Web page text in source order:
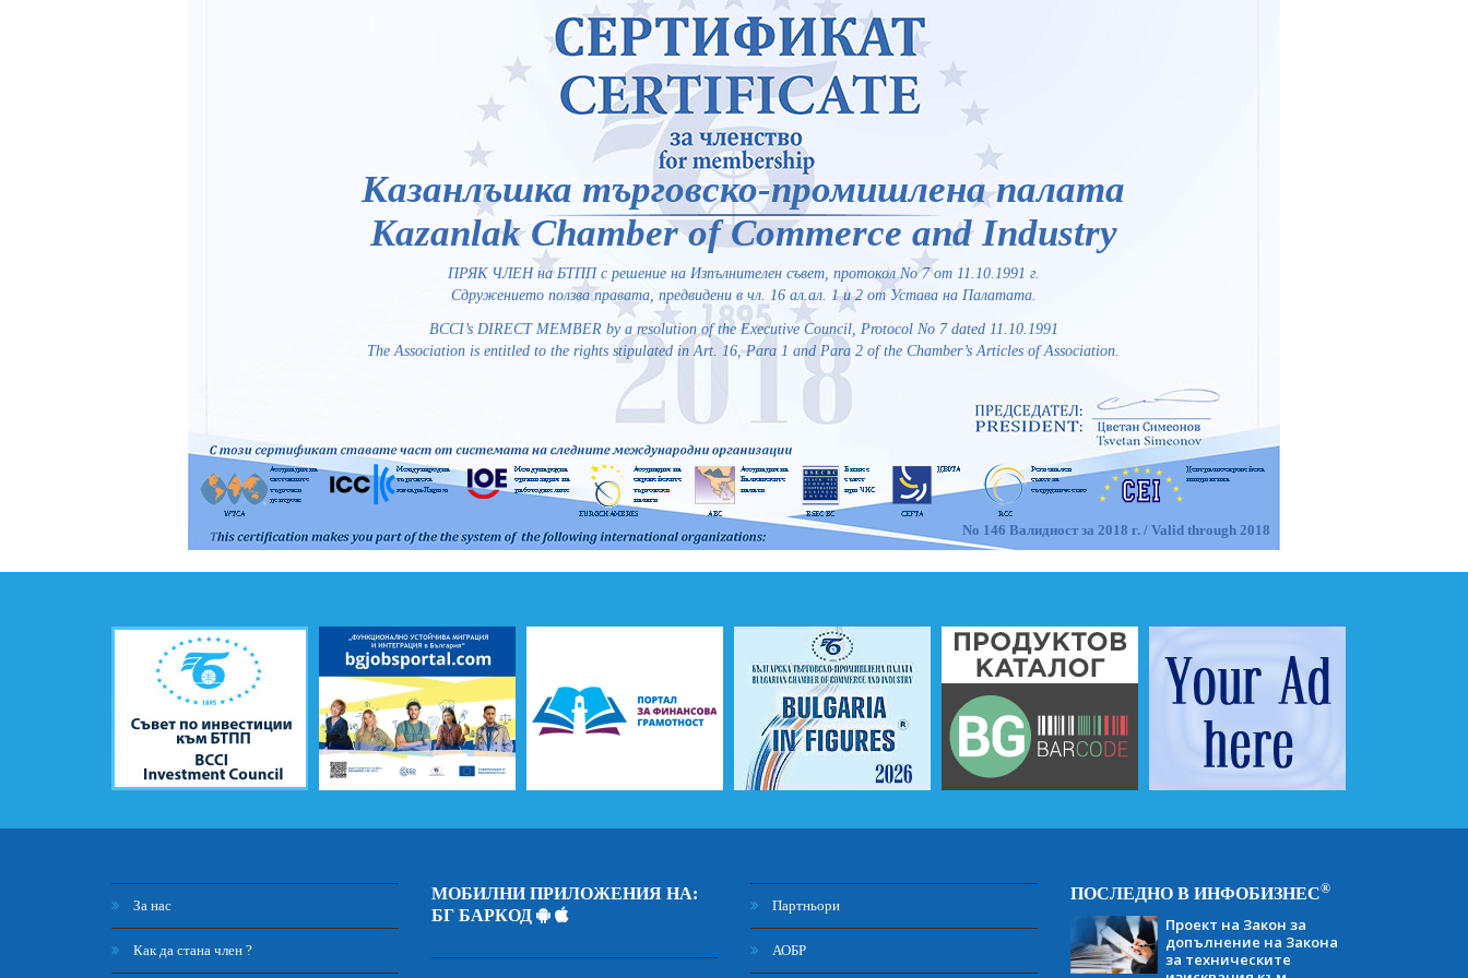
Казанлъшка търговско-промишлена палата
Kazanlak Chamber of Commerce and Industry
ПРЯК ЧЛЕН на БТПП с решение на Изпълнителен съвет, протокол No 7 от 11.10.1991 г.
Сдружението ползва правата, предвидени в чл. 16 ал.ал. 1 и 2 от Устава на Палатата.
BCCI’s DIRECT MEMBER by a resolution of the Executive Council, Protocol No 7 dated 11.10.1991
The Association is entitled to the rights stipulated in Art. 16, Para 1 and Para 2 of the Chamber’s Articles of Association.
ПРАВА и ЗАДЪЛЖЕНИЯ на ПРЕКИТЕ ЧЛЕНОВЕ / RIGHTS and OBLIGATIONS of DIRECT MEMBERS
No 146 Валидност за 2018 г. / Valid through 2018
За нас
Как да стана член ?
МОБИЛНИ ПРИЛОЖЕНИЯ НА:
БГ БАРКОД
Партньори
АОБР
ПОСЛЕДНО В ИНФОБИЗНЕС®
Проект на Закон за
допълнение на Закона
за техническите